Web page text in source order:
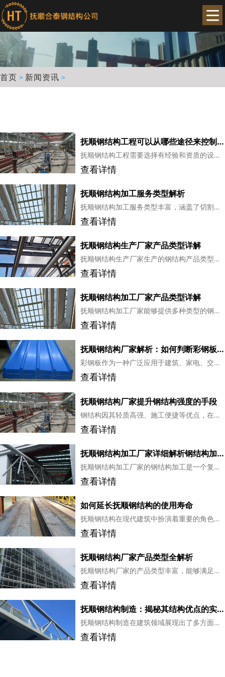
首页 > 新闻资讯 >
抚顺钢结构工程可以从哪些途径来控制钢结构的质量
抚顺钢结构工程需要选择有经验和资质的设计单位，确保设计方案合理、符合规范要求，对设计文件进行严格审查，包括结构计算、构件布置、连接节点等方面，确保设计的准确性和安全性...
查看详情
抚顺钢结构加工服务类型解析
抚顺钢结构加工服务类型丰富，涵盖了切割、焊接、涂装、组装、加固改造、拆卸、检验检测等多个方面。这些加工服务为钢结构行业提供了全方位的支持，确保了钢结构产品的质量和使用寿命。...
查看详情
抚顺钢结构生产厂家产品类型详解
抚顺钢结构生产厂家生产的钢结构产品类型丰富，涵盖了建筑、桥梁、容器、平台等多个领域。这些产品凭借其良好的性能和稳定性，在国内外市场得到了广泛认可。...
查看详情
抚顺钢结构加工厂家产品类型详解
抚顺钢结构加工厂家能够提供多种类型的钢结构产品，满足不同客户的需求。这些产品在质量、性能和安全性方面均有着良好的表现，为客户提供了可靠的选择。...
查看详情
抚顺钢结构厂家解析：如何判断彩钢板的质量
彩钢板作为一种广泛应用于建筑、家电、交通运输等领域的材料，其质量的好坏直接影响到相关产品的使用寿命和安全性。对于抚顺钢结构厂家来说，如何判断彩钢板的质量是至关重要的。...
查看详情
抚顺钢结构厂家提升钢结构强度的手段
钢结构因其轻质高强、施工便捷等优点，在现代建筑和工业领域得到了广泛应用。抚顺作为辽宁省的重要工业城市，拥有多家钢结构厂家。为了提升钢结构产品的竞争力，抚顺钢结构厂家不断探索提升钢结构强度的手段。...
查看详情
抚顺钢结构加工厂家详细解析钢结构加工步骤
抚顺钢结构加工厂家的钢结构加工是一个复杂的过程，需要严格遵循一定的步骤和标准。从材料选择到切割、焊接、组装，再到表面处理、检验和运输，每一个环节都至关重要。...
查看详情
如何延长抚顺钢结构的使用寿命
抚顺钢结构在现代建筑中扮演着重要的角色，由于其高强度、轻质和美观等特点，被广泛应用于工业厂房、商业建筑、体育场馆等领域。然而，为了确保钢结构的长期稳定和安全使用，我们需要采取一些措施来延长其使用寿命。...
查看详情
抚顺钢结构厂家产品类型全解析
抚顺钢结构厂家的产品类型丰富，能够满足不同行业和领域的需求。通过精心设计和制造，这些产品在保证质量和性能的同时，也为客户提供了更多选择。...
查看详情
抚顺钢结构制造：揭秘其结构优点的实用解析
抚顺钢结构制造在建筑领域展现出了多方面的优点，包括结构稳定性、施工效率、空间利用率、抗震性能、环保节能、维护方便、设计灵活性和经济性。这些优点使得钢结构成为现代建筑和工业项目中的理想选择。...
查看详情